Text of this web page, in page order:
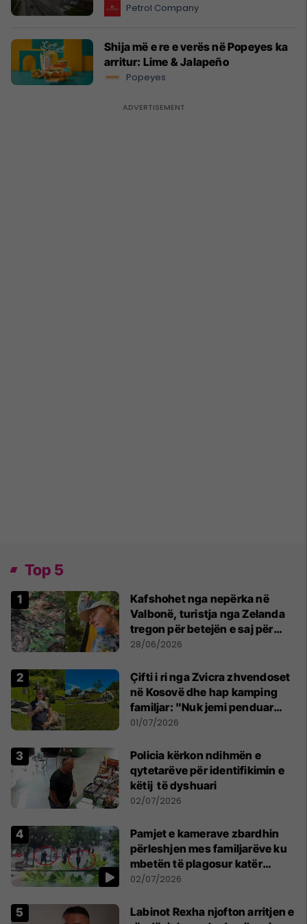
Petrol Company
Shija më e re e verës në Popeyes ka
arritur: Lime & Jalapeño
Popeyes
Top 5
Kafshohet nga nepërka në
Valbonë, turistja nga Zelanda
tregon për betejën e saj për
mbijetesë
28/06/2026
Çifti i ri nga Zvicra zhvendoset
në Kosovë dhe hap kamping
familjar: "Nuk jemi penduar
asnjë ditë"
01/07/2026
Policia kërkon ndihmën e
qytetarëve për identifikimin e
këtij të dyshuari
02/07/2026
Pamjet e kamerave zbardhin
përleshjen mes familjarëve ku
mbetën të plagosur katër
persona
02/07/2026
Labinot Rexha njofton arritjen e